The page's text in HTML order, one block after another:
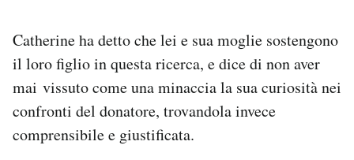
Catherine ha detto che lei e sua moglie sostengono
il loro figlio in questa ricerca, e dice di non aver
mai vissuto come una minaccia la sua curiosità nei
confronti del donatore, trovandola invece
comprensibile e giustificata.